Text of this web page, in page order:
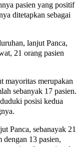
pasien yang positif
ditetapkan sebagai
lanjut Panca,
21 orang pasien
mayoritas merupakan
sebanyak 17 pasien.
posisi kedua
Panca, sebanayak 21
13 pasien,